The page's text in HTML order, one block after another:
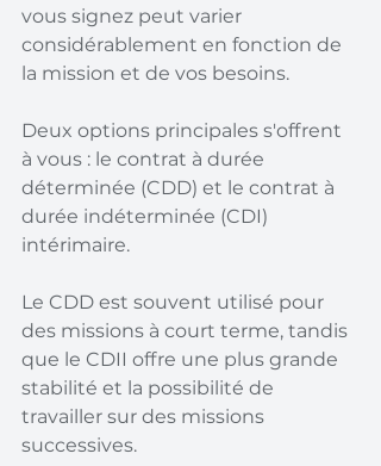
vous signez peut varier
considérablement en fonction de
la mission et de vos besoins.
Deux options principales s'offrent
à vous : le contrat à durée
déterminée (CDD) et le contrat à
durée indéterminée (CDI)
intérimaire.
Le CDD est souvent utilisé pour
des missions à court terme, tandis
que le CDII offre une plus grande
stabilité et la possibilité de
travailler sur des missions
successives.